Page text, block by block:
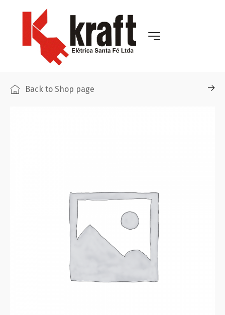
Back to Shop page